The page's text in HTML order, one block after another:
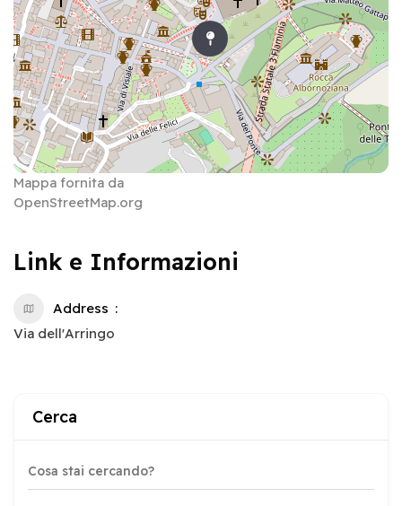
Mappa fornita da
OpenStreetMap.org
Link e Informazioni
Address
Via dell'Arringo
Cerca